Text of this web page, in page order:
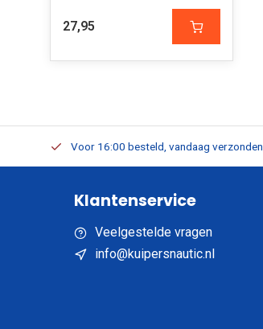
27,95
Voor 16:00 besteld, vandaag verzonden
Klantenservice
Veelgestelde vragen
info@kuipersnautic.nl